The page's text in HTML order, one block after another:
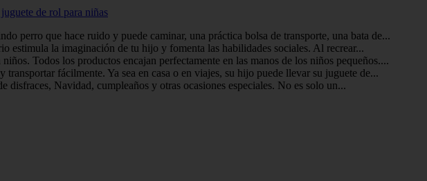
de rol para niñas
perro que hace ruido y puede caminar, una práctica bolsa de transporte, una bata de...
estimula la imaginación de tu hijo y fomenta las habilidades sociales. Al recrear...
Todos los productos encajan perfectamente en las manos de los niños pequeños....
fácilmente. Ya sea en casa o en viajes, su hijo puede llevar su juguete de...
disfraces, Navidad, cumpleaños y otras ocasiones especiales. No es solo un...